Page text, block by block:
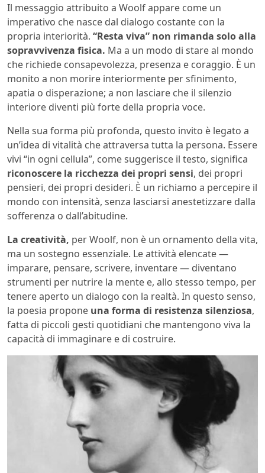
Il messaggio attribuito a Woolf appare come un
imperativo che nasce dal dialogo costante con la
propria interiorità. “Resta viva” non rimanda solo alla
sopravvivenza fisica. Ma a un modo di stare al mondo
che richiede consapevolezza, presenza e coraggio. È un
monito a non morire interiormente per sfinimento,
apatia o disperazione; a non lasciare che il silenzio
interiore diventi più forte della propria voce.
Nella sua forma più profonda, questo invito è legato a
un’idea di vitalità che attraversa tutta la persona. Essere
vivi “in ogni cellula”, come suggerisce il testo, significa
riconoscere la ricchezza dei propri sensi, dei propri
pensieri, dei propri desideri. È un richiamo a percepire il
mondo con intensità, senza lasciarsi anestetizzare dalla
sofferenza o dall’abitudine.
La creatività, per Woolf, non è un ornamento della vita,
ma un sostegno essenziale. Le attività elencate —
imparare, pensare, scrivere, inventare — diventano
strumenti per nutrire la mente e, allo stesso tempo, per
tenere aperto un dialogo con la realtà. In questo senso,
la poesia propone una forma di resistenza silenziosa,
fatta di piccoli gesti quotidiani che mantengono viva la
capacità di immaginare e di costruire.